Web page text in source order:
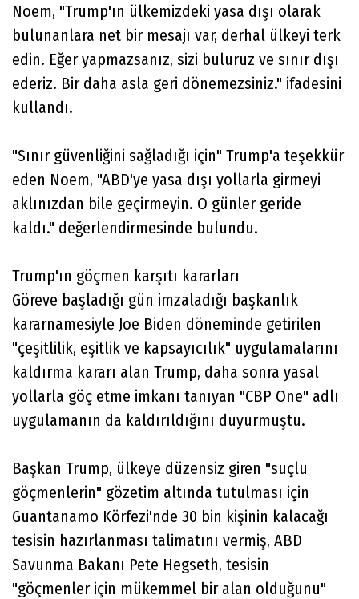
Noem, "Trump'ın ülkemizdeki yasa dışı olarak
bulunanlara net bir mesajı var, derhal ülkeyi terk
edin. Eğer yapmazsanız, sizi buluruz ve sınır dışı
ederiz. Bir daha asla geri dönemezsiniz." ifadesini
kullandı.
"Sınır güvenliğini sağladığı için" Trump'a teşekkür
eden Noem, "ABD'ye yasa dışı yollarla girmeyi
aklınızdan bile geçirmeyin. O günler geride
kaldı." değerlendirmesinde bulundu.
Trump'ın göçmen karşıtı kararları
Göreve başladığı gün imzaladığı başkanlık
kararnamesiyle Joe Biden döneminde getirilen
"çeşitlilik, eşitlik ve kapsayıcılık" uygulamalarını
kaldırma kararı alan Trump, daha sonra yasal
yollarla göç etme imkanı tanıyan "CBP One" adlı
uygulamanın da kaldırıldığını duyurmuştu.
Başkan Trump, ülkeye düzensiz giren "suçlu
göçmenlerin" gözetim altında tutulması için
Guantanamo Körfezi'nde 30 bin kişinin kalacağı
tesisin hazırlanması talimatını vermiş, ABD
Savunma Bakanı Pete Hegseth, tesisin
"göçmenler için mükemmel bir alan olduğunu"